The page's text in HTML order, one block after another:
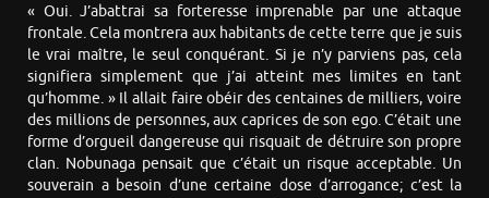
« Oui. J’abattrai sa forteresse imprenable par une attaque
frontale. Cela montrera aux habitants de cette terre que je suis
le vrai maître, le seul conquérant. Si je n’y parviens pas, cela
signifiera simplement que j’ai atteint mes limites en tant
qu’homme. » Il allait faire obéir des centaines de milliers, voire
des millions de personnes, aux caprices de son ego. C’était une
forme d’orgueil dangereuse qui risquait de détruire son propre
clan. Nobunaga pensait que c’était un risque acceptable. Un
souverain a besoin d’une certaine dose d’arrogance; c’est la